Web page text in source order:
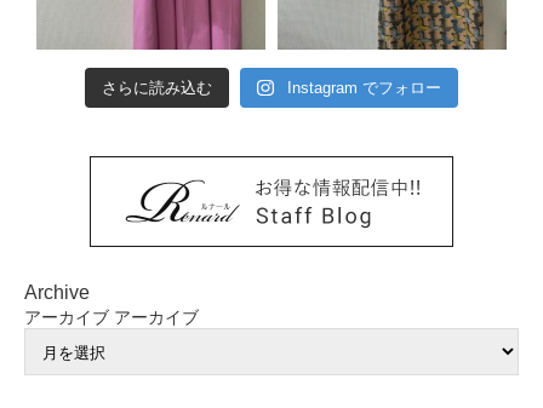
さらに読み込む Instagram でフォロー
Archive
アーカイブ アーカイブ